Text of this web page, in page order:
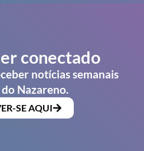
conectado
notícias semanais
Nazareno.
SE AQUI